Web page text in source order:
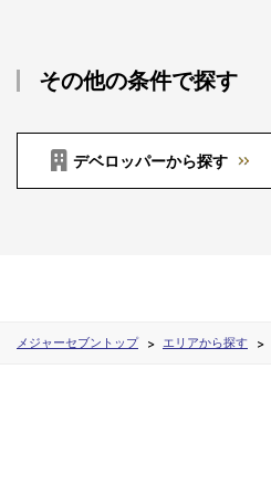
その他の条件で探す
デベロッパーから探す
メジャーセブントップ エリアから探す